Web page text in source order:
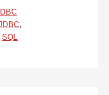
,
SQL